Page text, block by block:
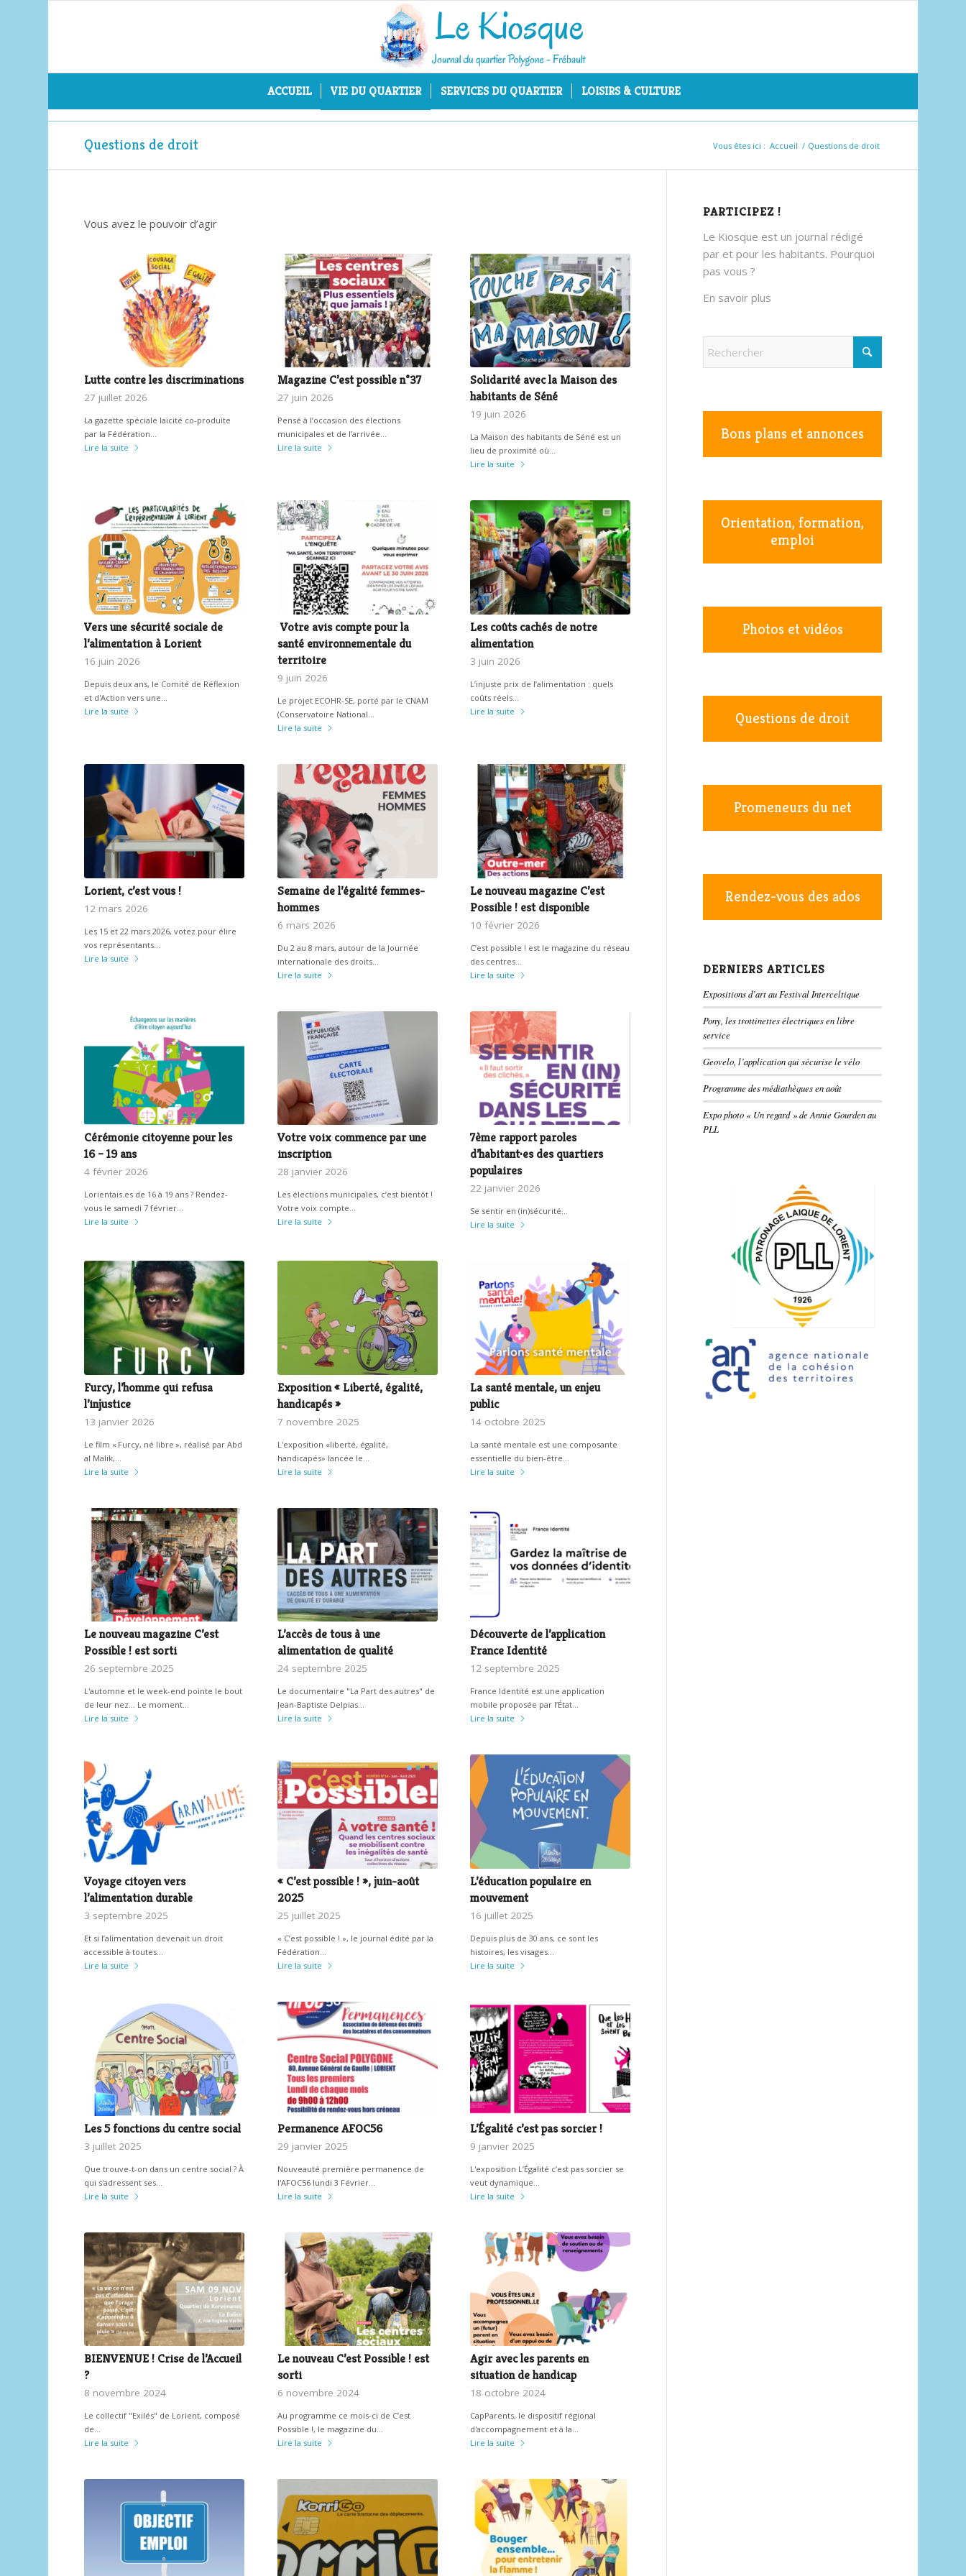
ACCUEIL VIE DU QUARTIER SERVICES DU QUARTIER LOISIRS & CULTURE
Questions de droit Vous êtes ici : Accueil / Questions de droit
Vous avez le pouvoir d’agir
Lutte contre les discriminations
27 juillet 2026
La gazette spéciale laïcité co-produite
par la Fédération…
Lire la suite
Magazine C’est possible n°37
27 juin 2026
Pensé à l’occasion des élections
municipales et de l’arrivée…
Lire la suite
Solidarité avec la Maison des
habitants de Séné
19 juin 2026
La Maison des habitants de Séné est un
lieu de proximité où…
Lire la suite
Vers une sécurité sociale de
l’alimentation à Lorient
16 juin 2026
Depuis deux ans, le Comité de Réflexion
et d'Action vers une…
Lire la suite
Votre avis compte pour la
santé environnementale du
territoire
9 juin 2026
Le projet ECOHR-SE, porté par le CNAM
(Conservatoire National…
Lire la suite
Les coûts cachés de notre
alimentation
3 juin 2026
L’injuste prix de l’alimentation : quels
coûts réels…
Lire la suite
Lorient, c’est vous !
12 mars 2026
Les 15 et 22 mars 2026, votez pour élire
vos représentants…
Lire la suite
Semaine de l’égalité femmes-
hommes
6 mars 2026
Du 2 au 8 mars, autour de la Journée
internationale des droits…
Lire la suite
Le nouveau magazine C’est
Possible ! est disponible
10 février 2026
C’est possible ! est le magazine du réseau
des centres…
Lire la suite
Cérémonie citoyenne pour les
16 – 19 ans
4 février 2026
Lorientais.es de 16 à 19 ans ? Rendez-
vous le samedi 7 février…
Lire la suite
Votre voix commence par une
inscription
28 janvier 2026
Les élections municipales, c’est bientôt !
Votre voix compte…
Lire la suite
7ème rapport paroles
d’habitant·es des quartiers
populaires
22 janvier 2026
Se sentir en (in)sécurité…
Lire la suite
Furcy, l’homme qui refusa
l’injustice
13 janvier 2026
Le film « Furcy, né libre », réalisé par Abd
al Malik,…
Lire la suite
Exposition « Liberté, égalité,
handicapés »
7 novembre 2025
L'exposition «liberté, égalité,
handicapés» lancée le…
Lire la suite
La santé mentale, un enjeu
public
14 octobre 2025
La santé mentale est une composante
essentielle du bien-être…
Lire la suite
Le nouveau magazine C’est
Possible ! est sorti
26 septembre 2025
L'automne et le week-end pointe le bout
de leur nez... Le moment…
Lire la suite
L’accès de tous à une
alimentation de qualité
24 septembre 2025
Le documentaire "La Part des autres" de
Jean-Baptiste Delpias…
Lire la suite
Découverte de l’application
France Identité
12 septembre 2025
France Identité est une application
mobile proposée par l’État…
Lire la suite
Voyage citoyen vers
l’alimentation durable
3 septembre 2025
Et si l’alimentation devenait un droit
accessible à toutes…
Lire la suite
« C’est possible ! », juin-août
2025
25 juillet 2025
« C’est possible ! », le journal édité par la
Fédération…
Lire la suite
L’éducation populaire en
mouvement
16 juillet 2025
Depuis plus de 30 ans, ce sont les
histoires, les visages…
Lire la suite
Les 5 fonctions du centre social
3 juillet 2025
Que trouve-t-on dans un centre social ? À
qui s'adressent ses…
Lire la suite
Permanence AFOC56
29 janvier 2025
Nouveauté première permanence de
l'AFOC56 lundi 3 Février…
Lire la suite
L’Égalité c’est pas sorcier !
9 janvier 2025
L'exposition L’Égalité c’est pas sorcier se
veut dynamique…
Lire la suite
BIENVENUE ! Crise de l’Accueil
?
8 novembre 2024
Le collectif "Exilés" de Lorient, composé
de…
Lire la suite
Le nouveau C’est Possible ! est
sorti
6 novembre 2024
Au programme ce mois-ci de C’est
Possible !, le magazine du…
Lire la suite
Agir avec les parents en
situation de handicap
18 octobre 2024
CapParents, le dispositif régional
d'accompagnement et à la…
Lire la suite
PARTICIPEZ !
Le Kiosque est un journal rédigé
par et pour les habitants. Pourquoi
pas vous ?
En savoir plus
Bons plans et annonces
Orientation, formation,
emploi
Photos et vidéos
Questions de droit
Promeneurs du net
Rendez-vous des ados
DERNIERS ARTICLES
Expositions d’art au Festival Interceltique
Pony, les trottinettes électriques en libre
service
Geovelo, l’application qui sécurise le vélo
Programme des médiathèques en août
Expo photo « Un regard » de Annie Gourden au
PLL